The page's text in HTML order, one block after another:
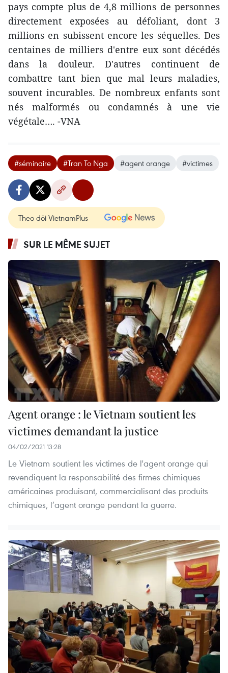
pays compte plus de 4,8 millions de personnes
directement exposées au défoliant, dont 3
millions en subissent encore les séquelles. Des
centaines de milliers d'entre eux sont décédés
dans la douleur. D'autres continuent de
combattre tant bien que mal leurs maladies,
souvent incurables. De nombreux enfants sont
nés malformés ou condamnés à une vie
végétale…. -VNA
#séminaire #Tran To Nga #agent orange #victimes
Theo dõi VietnamPlus
SUR LE MÊME SUJET
Agent orange : le Vietnam soutient les
victimes demandant la justice
04/02/2021 13:28
Le Vietnam soutient les victimes de l'agent orange qui
revendiquent la responsabilité des firmes chimiques
américaines produisant, commercialisant des produits
chimiques, l’agent orange pendant la guerre.